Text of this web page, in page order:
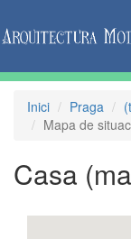
Inici Praga
Mapa de
Casa